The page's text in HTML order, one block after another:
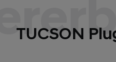
TUCSON